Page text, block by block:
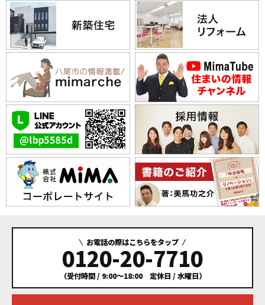
お電話の際はこちらをタップ
0120-20-7710
（受付時間 / 9:00～18:00 定休日 / 水曜日）